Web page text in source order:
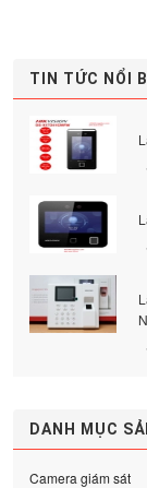
TIN TỨC NỔI
DANH MỤC
Camera giám sát